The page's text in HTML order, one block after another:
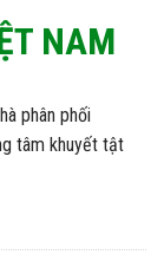
phân phối
tâm khuyết tật